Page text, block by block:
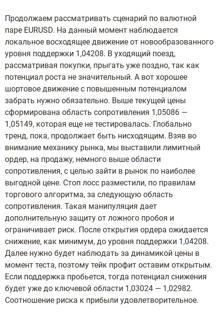
Продолжаем рассматривать сценарий по валютной
паре EURUSD. На данный момент наблюдается
локальное восходящее движение от новообразованного
уровня поддержки 1,04208. В уходящий поезд,
рассматривая покупки, прыгать уже поздно, так как
потенциал роста не значительный. А вот хорошее
шортовое движение с повышенным потенциалом
забрать нужно обязательно. Выше текущей цены
сформирована область сопротивления 1,05086 —
1,05149, которая еще не тестировалась. Глобально
тренд, пока, продолжает быть нисходящим. Взяв во
внимание механику рынка, мы выставили лимитный
ордер, на продажу, немного выше области
сопротивления, с целью зайти в рынок по наиболее
выгодной цене. Стоп лосс разместили, по правилам
торгового алгоритма, за следующую область
сопротивления. Такая манипуляция дает
дополнительную защиту от ложного пробоя и
ограничивает риск. После открытия ордера ожидается
снижение, как минимум, до уровня поддержки 1,04208.
Далее нужно будет наблюдать за динамикой цены в
момент теста, поэтому тейк профит оставим открытым.
Если поддержка пробьется, тогда потенциал снижения
будет уже до ключевой области 1,03024 — 1,02982.
Соотношение риска к прибыли удовлетворительное.